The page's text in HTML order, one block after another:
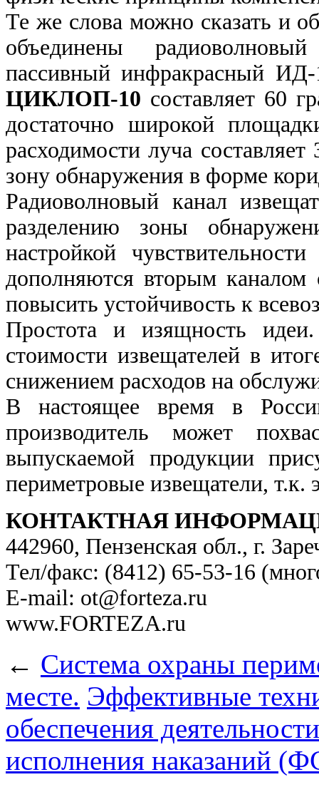
Те же слова можно сказать и
объединены
пассивный инфракрасный
ЦИКЛОП-10 составляет 60
достаточно широкой
расходимости луча составляет
зону обнаружения в форме
Радиоволновый канал
разделению зоны
настройкой
дополняются вторым
повысить устойчивость к
Простота и изящность идеи.
стоимости извещателей в
снижением расходов на
В настоящее время в
производитель может
выпускаемой продукции
периметровые извещатели,
КОНТАКТНАЯ
442960, Пензенская обл., г.
Тел/факс: (8412) 65-53-16
E-mail: ot@forteza.ru
www.FORTEZA.ru
← Система охраны
месте. Эффективные
обеспечения
исполнения наказаний